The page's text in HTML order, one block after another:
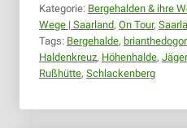
Kategorie: Bergehalden & ihre
Wege | Saarland, On Tour,
Tags: Bergehalde,
Haldenkreuz, Höhenhalde,
Rußhütte, Schlackenberg